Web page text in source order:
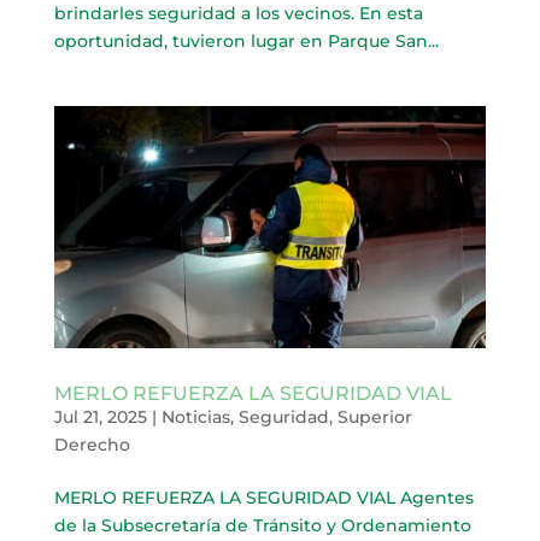
brindarles seguridad a los vecinos. En esta
oportunidad, tuvieron lugar en Parque San...
MERLO REFUERZA LA SEGURIDAD VIAL
Jul 21, 2025| Noticias, Seguridad, Superior
Derecho
MERLO REFUERZA LA SEGURIDAD VIAL Agentes
de la Subsecretaría de Tránsito y Ordenamiento